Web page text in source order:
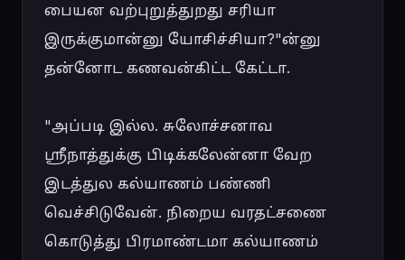
பையன வற்புறுத்துறது சரியா
இருக்குமான்னு யோசிச்சியா?"ன்னு
தன்னோட கணவன்கிட்ட கேட்டா.
"அப்படி இல்ல. சுலோச்சனாவ
ஸ்ரீநாத்துக்கு பிடிக்கலேன்னா வேற
இடத்துல கல்யாணம் பண்ணி
வெச்சிடுவேன். நிறைய வரதட்சணை
கொடுத்து பிரமாண்டமா கல்யாணம்